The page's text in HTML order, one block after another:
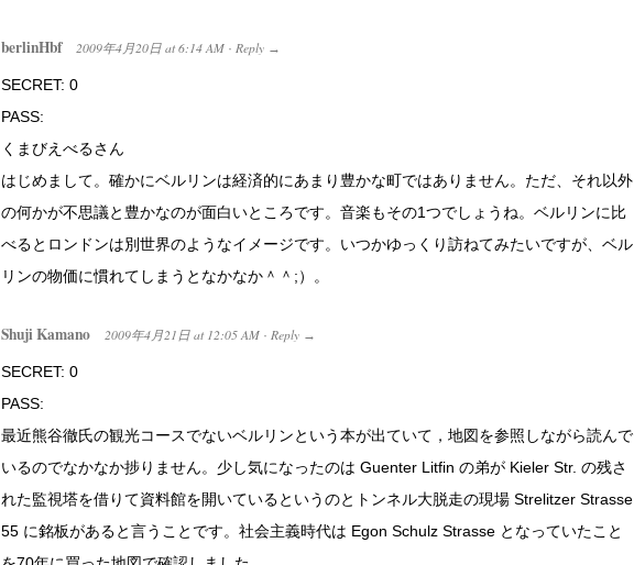
berlinHbf 2009年4月20日 at 6:14 AM · Reply →
SECRET: 0
PASS:
くまびえべるさん
はじめまして。確かにベルリンは経済的にあまり豊かな町ではありません。ただ、それ以外
の何かが不思議と豊かなのが面白いところです。音楽もその1つでしょうね。ベルリンに比
べるとロンドンは別世界のようなイメージです。いつかゆっくり訪ねてみたいですが、ベル
リンの物価に慣れてしまうとなかなか＾＾;）。
Shuji Kamano 2009年4月21日 at 12:05 AM · Reply →
SECRET: 0
PASS:
最近熊谷徹氏の観光コースでないベルリンという本が出ていて，地図を参照しながら読んで
いるのでなかなか捗りません。少し気になったのは Guenter Litfin の弟が Kieler Str. の残さ
れた監視塔を借りて資料館を開いているというのとトンネル大脱走の現場 Strelitzer Strasse
55 に銘板があると言うことです。社会主義時代は Egon Schulz Strasse となっていたこと